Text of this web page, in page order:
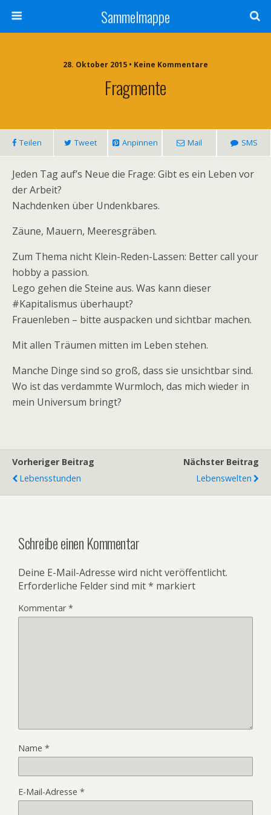
Sammelmappe
28. Oktober 2015 • Keine Kommentare
Fragmente
Teilen Tweet Anpinnen Mail SMS
Jeden Tag auf’s Neue die Frage: Gibt es ein Leben vor
der Arbeit?
Nachdenken über Undenkbares.
Zäune, Mauern, Meeresgräben.
Zum Thema nicht Klein-Reden-Lassen: Better call your
hobby a passion.
Lego gehen die Steine aus. Was kann dieser
#Kapitalismus überhaupt?
Frauenleben – bitte auspacken und sichtbar machen.
Mit allen Träumen mitten im Leben stehen.
Manche Dinge sind so groß, dass sie unsichtbar sind.
Wo ist das verdammte Wurmloch, das mich wieder in
mein Universum bringt?
Vorheriger Beitrag
Lebensstunden
Nächster Beitrag
Lebenswelten
Schreibe einen Kommentar
Deine E-Mail-Adresse wird nicht veröffentlicht.
Erforderliche Felder sind mit* markiert
Kommentar*
Name *
E-Mail-Adresse *